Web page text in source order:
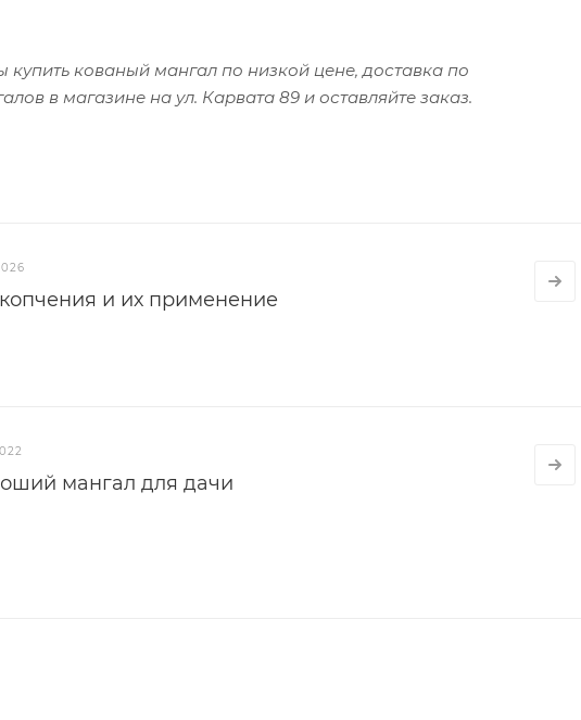
кованый мангал по низкой цене, доставка по
в магазине на ул. Карвата 89 и оставляйте заказ.
и их применение
мангал для дачи